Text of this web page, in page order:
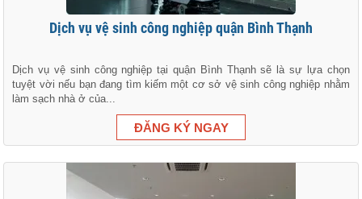
Dịch vụ vệ sinh công nghiệp quận Bình Thạnh
Dịch vụ vệ sinh công nghiệp tại quận Bình Thạnh sẽ là sự lựa chọn
tuyệt vời nếu bạn đang tìm kiếm một cơ sở vệ sinh công nghiệp nhằm
làm sạch nhà ở của...